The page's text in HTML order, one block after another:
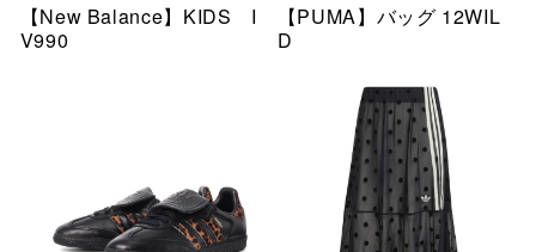
【New Balance】KIDS I
V990
【PUMA】バッグ 12WIL
D